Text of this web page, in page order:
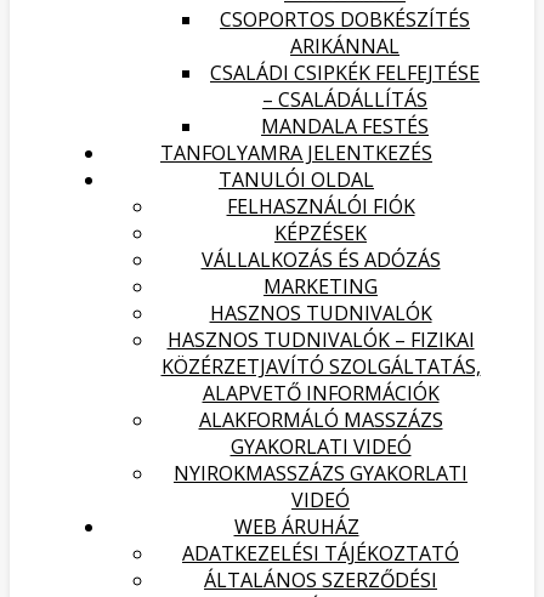
CSOPORTOS DOBKÉSZÍTÉS
ARIKÁNNAL
CSALÁDI CSIPKÉK FELFEJTÉSE
– CSALÁDÁLLÍTÁS
MANDALA FESTÉS
TANFOLYAMRA JELENTKEZÉS
TANULÓI OLDAL
FELHASZNÁLÓI FIÓK
KÉPZÉSEK
VÁLLALKOZÁS ÉS ADÓZÁS
MARKETING
HASZNOS TUDNIVALÓK
HASZNOS TUDNIVALÓK – FIZIKAI
KÖZÉRZETJAVÍTÓ SZOLGÁLTATÁS,
ALAPVETŐ INFORMÁCIÓK
ALAKFORMÁLÓ MASSZÁZS
GYAKORLATI VIDEÓ
NYIROKMASSZÁZS GYAKORLATI
VIDEÓ
WEB ÁRUHÁZ
ADATKEZELÉSI TÁJÉKOZTATÓ
ÁLTALÁNOS SZERZŐDÉSI